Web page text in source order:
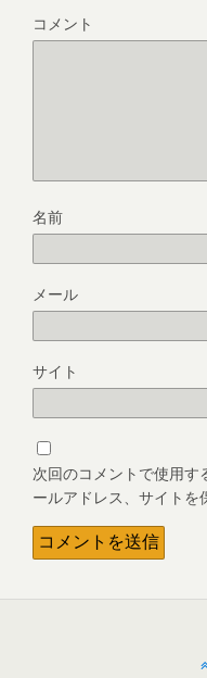
コメント
名前
メール
サイト
次回のコメントで使用す
ールアドレス、サイトを